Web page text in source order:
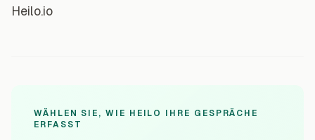
Heilo.io
WÄHLEN SIE, WIE HEILO IHRE GESPRÄCHE
ERFASST